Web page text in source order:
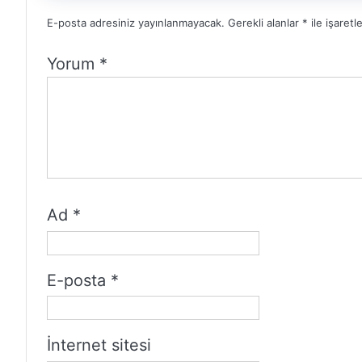
E-posta adresiniz yayınlanmayacak. Gerekli alanlar * ile
Yorum *
Ad *
E-posta *
İnternet sitesi